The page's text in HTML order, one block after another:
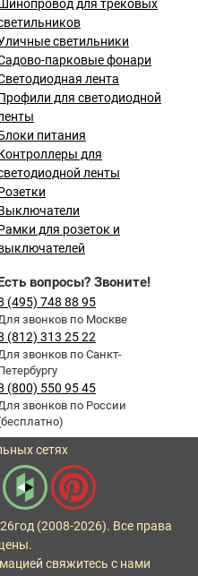
для трековых
светильники
парковые фонари
лента
для светодиодной
питания
для
ленты
для розеток и
вопросы? Звоните!
(495) 748 88 95
звонков по Москве
(812) 313 25 22
звонков по Санкт-
(800) 550 95 45
звонков по России
сетях
год (2008-2026). Все права
свяжитесь с нами